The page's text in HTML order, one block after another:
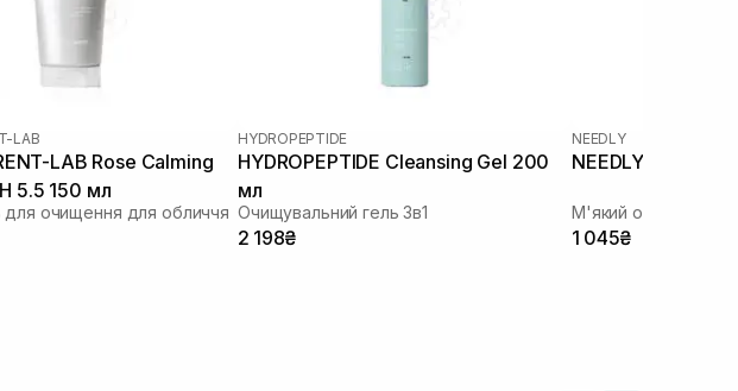
LAB
LAB Rose Calming
5.5 150 мл
для очищення для обличчя
HYDROPEPTIDE
HYDROPEPTIDE Cleansing Gel 200
мл
Очищувальний гель 3в1
2 198₴
NEEDLY
NEEDLY Mild
М'який очищуючий
1 045₴